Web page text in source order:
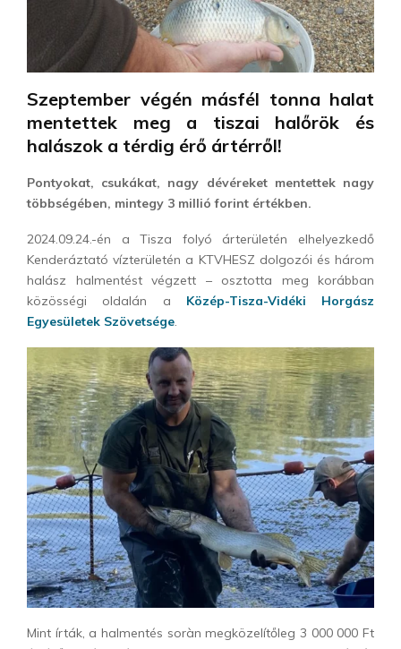
Szeptember végén másfél tonna halat
mentettek meg a tiszai halőrök és
halászok a térdig érő ártérről!
Pontyokat, csukákat, nagy dévéreket mentettek nagy
többségében, mintegy 3 millió forint értékben.
2024.09.24.-én a Tisza folyó árterületén elhelyezkedő
Kenderáztató vízterületén a KTVHESZ dolgozói és három
halász halmentést végzett – osztotta meg korábban
közösségi oldalán a Közép-Tisza-Vidéki Horgász
Egyesületek Szövetsége.
Mint írták, a halmentés soràn megközelítőleg 3 000 000 Ft